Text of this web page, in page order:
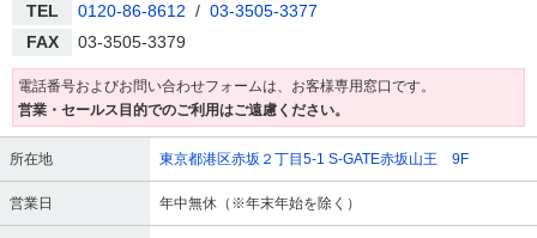
TEL 0120-86-8612 / 03-3505-3377
FAX
03-3505-3379
電話番号およびお問い合わせフォームは、お客様専用窓口です。
営業・セールス目的でのご利用はご遠慮ください。
所在地 東京都港区赤坂２丁目5-1 S-GATE赤坂山王 9F
営業日 年中無休（※年末年始を除く）